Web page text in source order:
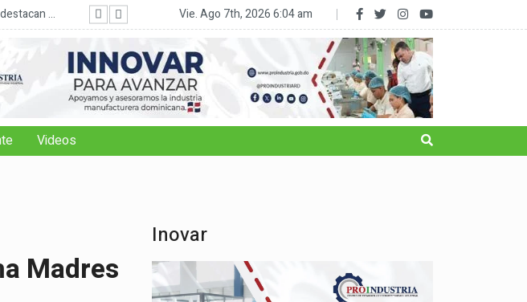
Onesvie realiza limpieza de costas; busca sensibilizar sobre importancia de
Vie. Ago 7th, 20266:04 am
Videos
Madres
Inovar